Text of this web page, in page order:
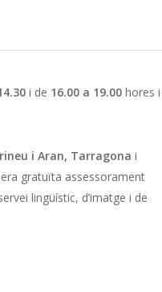
i de 16.00 a 19.00 hores i
i Aran, Tarragona i
gratuïta assessorament
lingüístic, d’imatge i de